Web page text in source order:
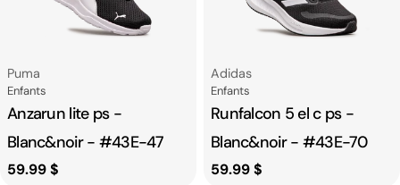
Fournisseur:
Puma
Catégorie
Enfants
Anzarun lite ps -
Blanc&noir - #43E-47
Prix
59.99 $
Fournisseur:
Adidas
Catégorie
Enfants
Runfalcon 5 el c ps -
Blanc&noir - #43E-70
Prix
59.99 $